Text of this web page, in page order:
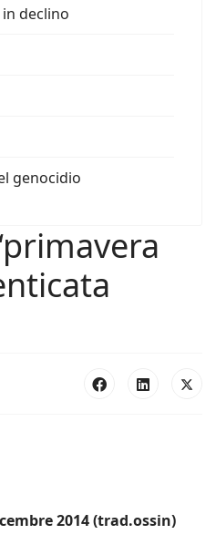
declino
genocidio
2014 (trad.ossin)